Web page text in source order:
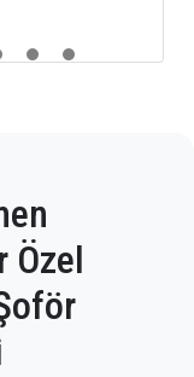
Özel